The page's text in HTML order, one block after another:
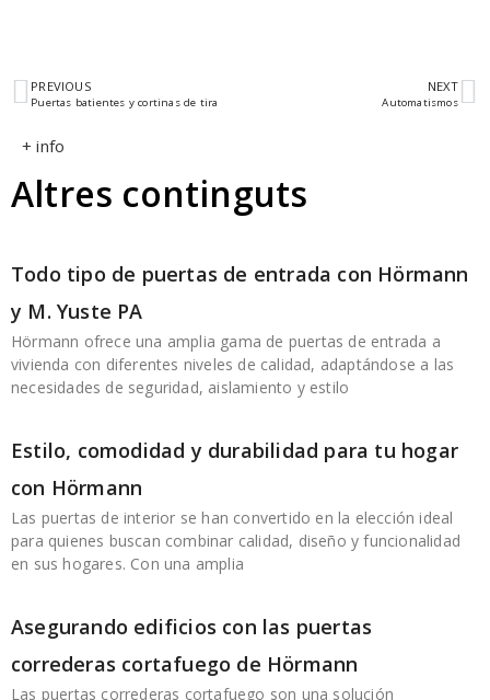
PREVIOUS
Puertas batientes y cortinas de tira
NEXT
Automatismos
+ info
Altres continguts
Todo tipo de puertas de entrada con Hörmann
y M. Yuste PA
Hörmann ofrece una amplia gama de puertas de entrada a
vivienda con diferentes niveles de calidad, adaptándose a las
necesidades de seguridad, aislamiento y estilo
Estilo, comodidad y durabilidad para tu hogar
con Hörmann
Las puertas de interior se han convertido en la elección ideal
para quienes buscan combinar calidad, diseño y funcionalidad
en sus hogares. Con una amplia
Asegurando edificios con las puertas
correderas cortafuego de Hörmann
Las puertas correderas cortafuego son una solución